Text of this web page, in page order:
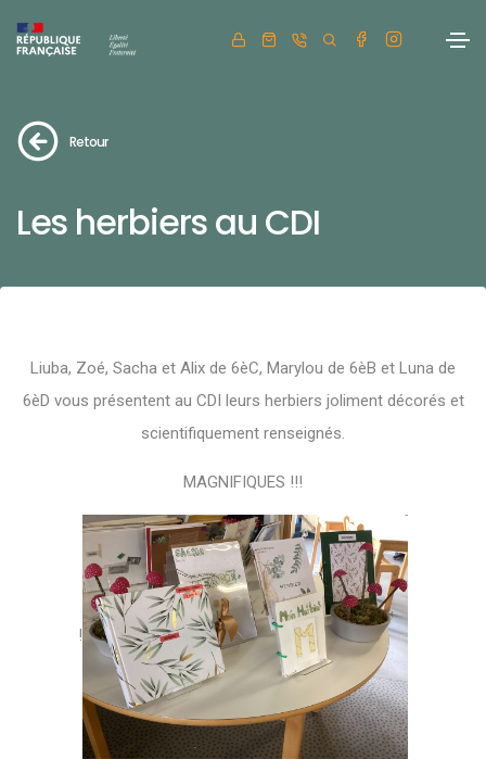
Retour
Les herbiers au CDI
Liuba, Zoé, Sacha et Alix de 6èC, Marylou de 6èB et Luna de
6èD vous présentent au CDI leurs herbiers joliment décorés et
scientifiquement renseignés.
MAGNIFIQUES !!!
!